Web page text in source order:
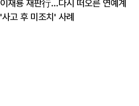
이재룡 재판行…다시 떠오른 연예계
'사고 후 미조치' 사례